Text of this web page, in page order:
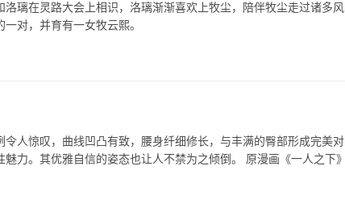
璃在灵路大会上相识，洛璃渐渐喜欢上牧尘，陪伴牧尘走过诸多风
对，并育有一女牧云熙。
人惊叹，曲线凹凸有致，腰身纤细修长，与丰满的臀部形成完美对
力。其优雅自信的姿态也让人不禁为之倾倒。 原漫画《一人之下》